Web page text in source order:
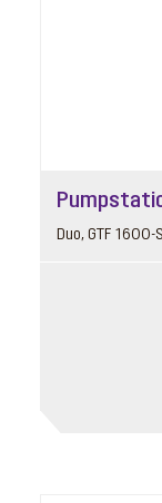
Duo, GTF 1600-